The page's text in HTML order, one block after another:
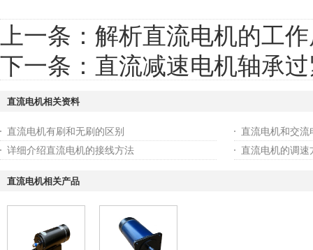
上一条： 解析直流电机的工
下一条： 直流减速电机轴承
直流电机相关资料
直流电机有刷和无刷的区别
直流电机和交流
详细介绍直流电机的接线方法
直流电机的调速
直流电机相关产品